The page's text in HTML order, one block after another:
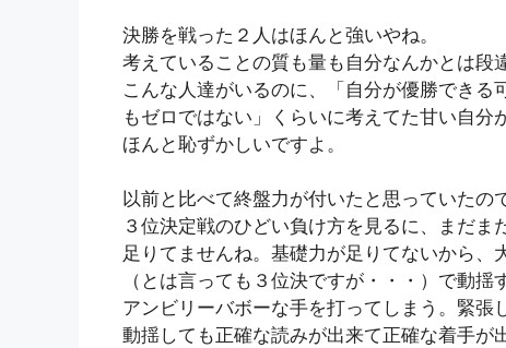
決勝を戦った２人はほんと強いやね。
考えていることの質も量も自分なんかとは段
こんな人達がいるのに、「自分が優勝できる
もゼロではない」くらいに考えてた甘い自分
ほんと恥ずかしいですよ。
以前と比べて終盤力が付いたと思っていたの
３位決定戦のひどい負け方を見るに、まだま
足りてませんね。基礎力が足りてないから、
（とは言っても３位決ですが・・・）で動揺
アンビリーバボーな手を打ってしまう。緊張
動揺しても正確な読みが出来て正確な着手が